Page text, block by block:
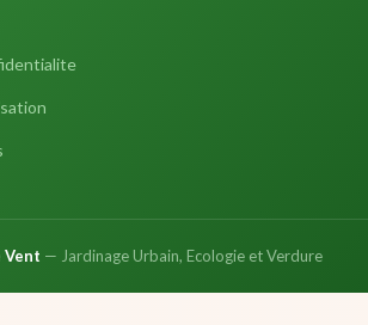
Vent — Jardinage Urbain, Ecologie et Verdure